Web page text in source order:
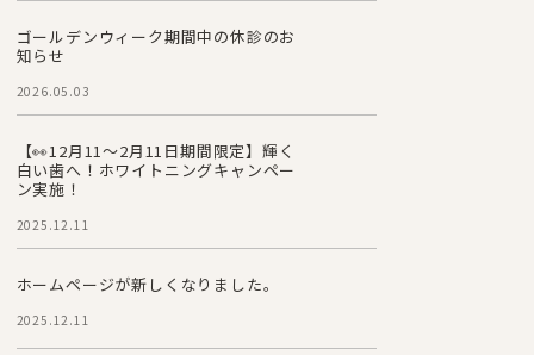
ゴールデンウィーク期間中の休診のお
知らせ
2026.05.03
【👀12月11～2月11日期間限定】輝く
白い歯へ！ホワイトニングキャンペー
ン実施！
2025.12.11
ホームページが新しくなりました。
2025.12.11